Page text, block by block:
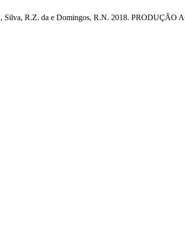
Silva, R.Z. da e Domingos, R.N. 2018.